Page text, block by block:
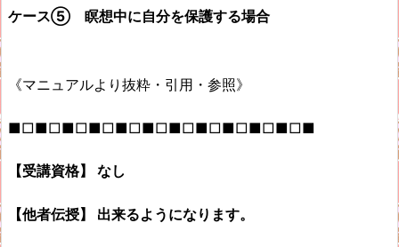
ケース⑤ 瞑想中に自分を保護する場合
《マニュアルより抜粋・引用・参照》
■□■□■□■□■□■□■□■□■□■□■□■
【受講資格】 なし
【他者伝授】 出来るようになります。